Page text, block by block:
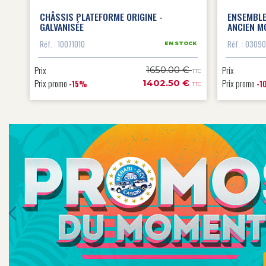
CHÂSSIS PLATEFORME ORIGINE -
GALVANISÉE
Réf. : 10071010 EN STOCK
Prix 1650.00 €TTC
Prix promo -15% 1402.50 € TTC
ANCIEN
Réf. :
Prix
Prix promo -